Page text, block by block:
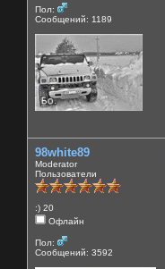
Пол:
Сообщений: 1189
98white89
Moderator
Пользователи
:) 20
Офлайн
Пол:
Сообщений: 3592